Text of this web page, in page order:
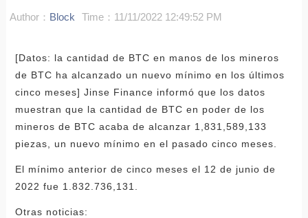
Author： Block Time：11/11/2022 12:49:52 PM
[Datos: la cantidad de BTC en manos de los mineros
de BTC ha alcanzado un nuevo mínimo en los últimos
cinco meses] Jinse Finance informó que los datos
muestran que la cantidad de BTC en poder de los
mineros de BTC acaba de alcanzar 1,831,589,133
piezas, un nuevo mínimo en el pasado cinco meses.
El mínimo anterior de cinco meses el 12 de junio de
2022 fue 1.832.736,131.
Otras noticias: